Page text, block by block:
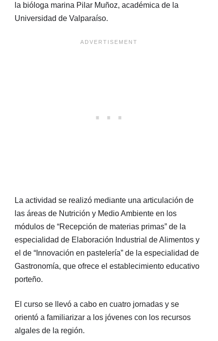
la bióloga marina Pilar Muñoz, académica de la
Universidad de Valparaíso.
La actividad se realizó mediante una articulación de
las áreas de Nutrición y Medio Ambiente en los
módulos de “Recepción de materias primas” de la
especialidad de Elaboración Industrial de Alimentos y
el de “Innovación en pastelería” de la especialidad de
Gastronomía, que ofrece el establecimiento educativo
porteño.
El curso se llevó a cabo en cuatro jornadas y se
orientó a familiarizar a los jóvenes con los recursos
algales de la región.